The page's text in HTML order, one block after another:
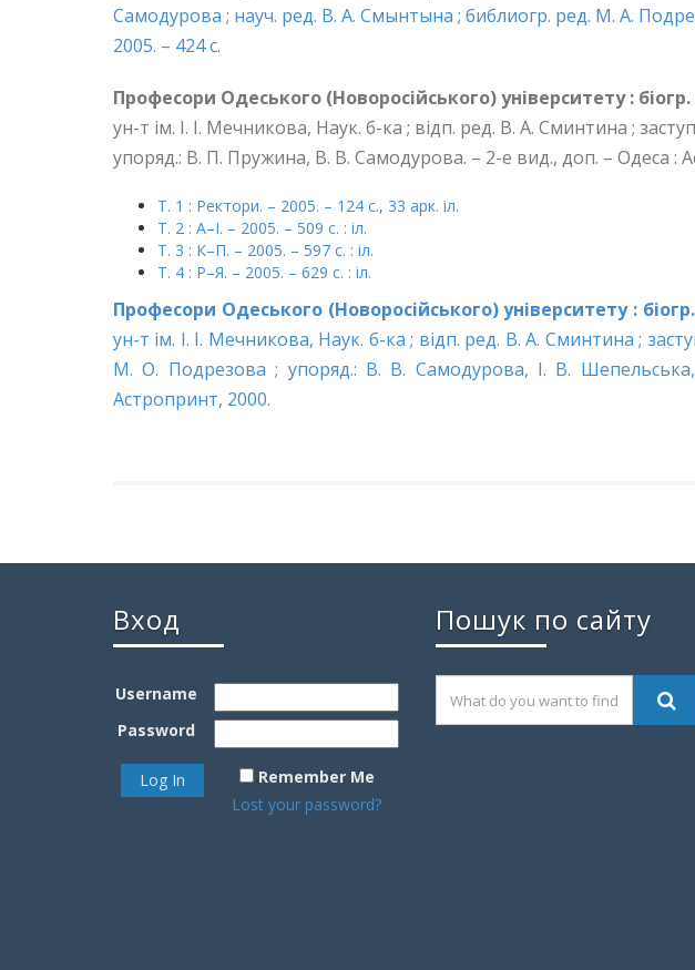
Самодурова ; науч. ред. В. А. Смынтына ; библиогр. ред. М. А.
2005. – 424 с.
Професори Одеського (Новоросійського) університету :
ун-т ім. І. І. Мечникова, Наук. б-ка ; відп. ред. В. А. Сминтина ;
упоряд.: В. П. Пружина, В. В. Самодурова. – 2-е вид., доп. – Одеса :
Т. 1 : Ректори. – 2005. – 124 с., 33 арк. iл.
Т. 2 : А–І. – 2005. – 509 с. : iл.
Т. 3 : К–П. – 2005. – 597 с. : iл.
Т. 4 : Р–Я. – 2005. – 629 с. : iл.
Професори Одеського (Новоросійського) університету :
ун-т ім. І. І. Мечникова, Наук. б-ка ; відп. ред. В. А. Сминтина ;
М. О. Подрезова ; упоряд.: В. В. Самодурова, І. В.
Астропринт, 2000.
Вход
Username
Password
Remember Me
Lost your password?
Пошук по сайту